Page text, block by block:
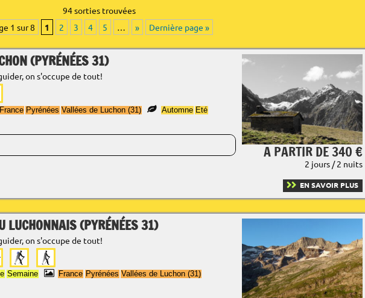
94 sorties trouvées
1 sur 8
1 2 3 4 5 … » Dernière page »
A PARTIR DE 340 €
2 jours / 2 nuits
EN SAVOIR PLUS
(PYRÉNÉES 31)
on s'occupe de tout!
France Pyrénées Vallées de Luchon (31) Automne Eté
LUCHONNAIS (PYRÉNÉES 31)
on s'occupe de tout!
Semaine France Pyrénées Vallées de Luchon (31)